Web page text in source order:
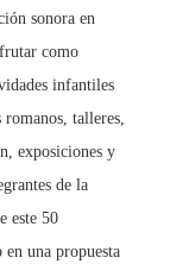
sonora en
como
infantiles
talleres,
exposiciones y
de la
este 50
una propuesta